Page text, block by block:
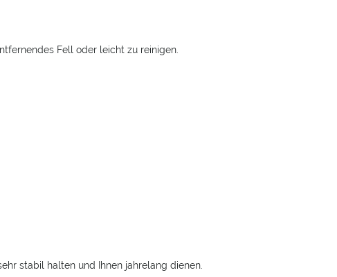
Fell oder leicht zu reinigen.
stabil halten und Ihnen jahrelang dienen.